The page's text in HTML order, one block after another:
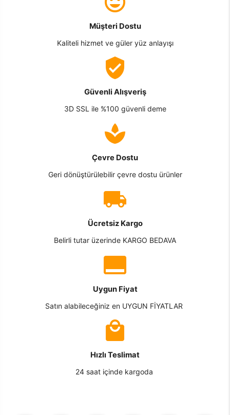
Müşteri Dostu
Kaliteli hizmet ve güler yüz anlayışı
Güvenli Alışveriş
3D SSL ile %100 güvenli deme
Çevre Dostu
Geri dönüştürülebilir çevre dostu ürünler
Ücretsiz Kargo
Belirli tutar üzerinde KARGO BEDAVA
Uygun Fiyat
Satın alabileceğiniz en UYGUN FİYATLAR
Hızlı Teslimat
24 saat içinde kargoda